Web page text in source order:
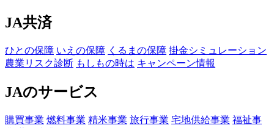
JA共済
ひとの保障 いえの保障 くるまの保障 掛金シミュレーション
農業リスク診断 もしもの時は キャンペーン情報
JAのサービス
購買事業 燃料事業 精米事業 旅行事業 宅地供給事業 福祉事